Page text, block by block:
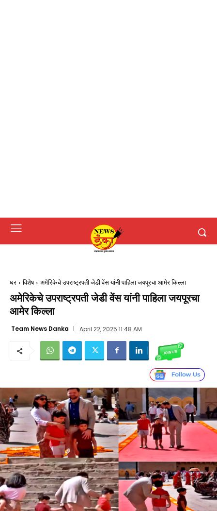
घर विशेष अमेरिकेचे उपराष्ट्रपती जेडी वेंस यांनी पाहिला जयपूरचा आमेर किल्ला
अमेरिकेचे उपराष्ट्रपती जेडी वेंस यांनी पाहिला जयपूरचा
आमेर किल्ला
Team News Danka April 22, 2025 11:48 AM